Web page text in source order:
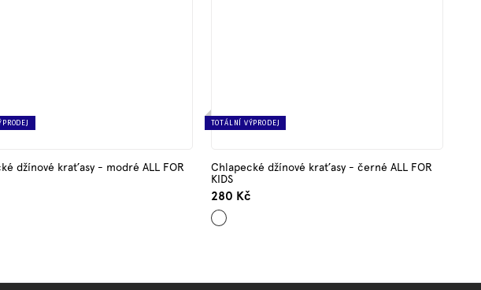
džínové kraťasy - modré ALL FOR
TOTÁLNÍ VÝPRODEJ
Chlapecké džínové kraťasy - černé ALL FOR
KIDS
280 Kč
Černá